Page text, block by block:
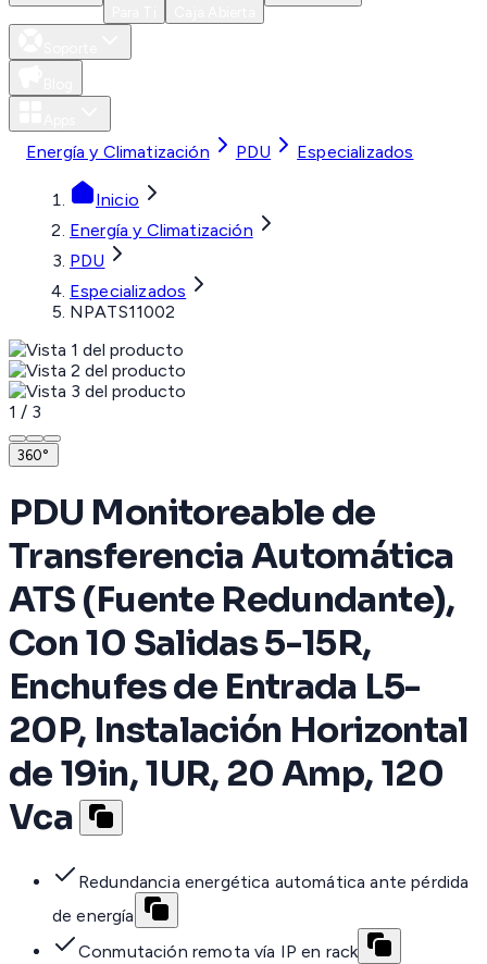
Energía y Climatización PDU Especializados
Inicio
Energía y Climatización
PDU
Especializados
NPATS11002
1 / 3
360°
PDU Monitoreable de
Transferencia Automática
ATS (Fuente Redundante),
Con 10 Salidas 5-15R,
Enchufes de Entrada L5-
20P, Instalación Horizontal
de 19in, 1UR, 20 Amp, 120
Vca
Redundancia energética automática ante pérdida
de energía
Conmutación remota vía IP en rack